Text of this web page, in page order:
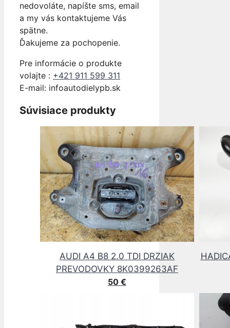
nedovoláte, napíšte sms, email
a my vás kontaktujeme Vás
spätne.
Ďakujeme za pochopenie.
Pre informácie o produkte
volajte : +421 911 599 311
E-mail: infoautodielypb.sk
Súvisiace produkty
AUDI A4 B8 2.0 TDI DRZIAK
PREVODOVKY 8K0399263AF
50 €